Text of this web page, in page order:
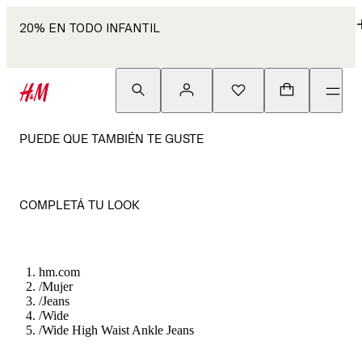
20% EN TODO INFANTIL
PUEDE QUE TAMBIÉN TE GUSTE
COMPLETÁ TU LOOK
hm.com
/Mujer
/Jeans
/Wide
/Wide High Waist Ankle Jeans